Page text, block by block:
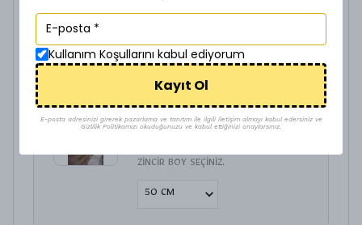
VİP GOLD ZİNCİR Z-901640
ZİNCİR BOY SEÇİNİZ.
Kullanım Koşullarını kabul ediyorum
Kayıt Ol
E-posta adresinizi girerek pazarlama ve tanıtım ile ilgili iletişim almayı kabul edersiniz ve
Gizlilik Politikamızı okuduğunuzu ve kabul ettiğinizi onaylarsınız.